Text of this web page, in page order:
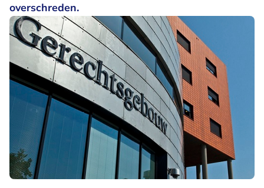
overschreden.